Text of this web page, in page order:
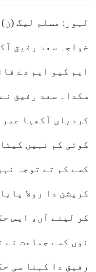
لہور: مسلم لیگ
خواجہ سعد رفیق
ایم کیو ایم دے
سکدا۔ سعد رفیق
کردیاں آکھیا
کوئی کم نہیں
کسے کم تے توجہ
کرپشن دا رولا
کر لینے آں، ایس
نوں کسے جماعت نے
رفیق دا کہنا سی